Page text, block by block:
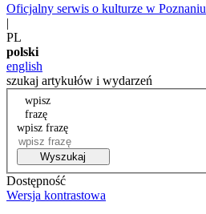
Oficjalny serwis o kulturze w Poznaniu
|
PL
polski
english
szukaj artykułów i wydarzeń
wpisz
frazę
wpisz frazę
Wyszukaj
Dostępność
Wersja kontrastowa